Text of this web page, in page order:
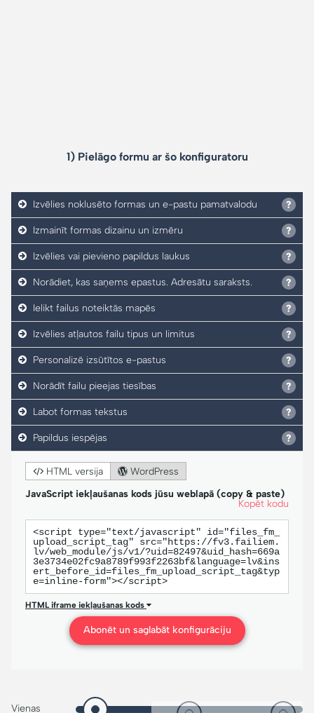
1) Pielāgo formu ar šo konfiguratoru
Izvēlies noklusēto formas un e-pastu pamatvalodu
Izmainīt formas dizainu un izmēru
Izvēlies vai pievieno papildus laukus
Norādiet, kas saņems epastus. Adresātu saraksts.
Ielikt failus noteiktās mapēs
Izvēlies atļautos failu tipus un limitus
Personalizē izsūtītos e-pastus
Norādīt failu pieejas tiesības
Labot formas tekstus
Papildus iespējas
HTML versija
WordPress
JavaScript iekļaušanas kods jūsu weblapā (copy & paste)
Kopēt kodu
<script type="text/javascript" id="files_fm_
upload_script_tag" src="https://fv3.failiem.
lv/web_module/js/v1/?uid=82497&uid_hash=669a
3e3734e02fc9a8789f993f2263bf&language=lv&ins
ert_before_id=files_fm_upload_script_tag&typ
e=inline-form"></script>
HTML iframe iekļaušanas kods
Abonēt un saglabāt konfigurāciju
Vienas